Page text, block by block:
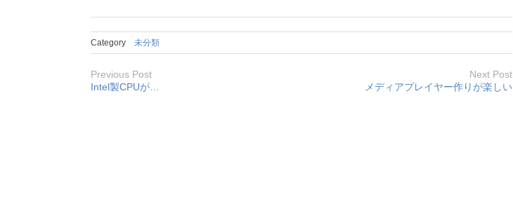
Category 未分類
Previous Post
Intel製CPUが…
Next Post
メディアプレイヤー作りが楽しい